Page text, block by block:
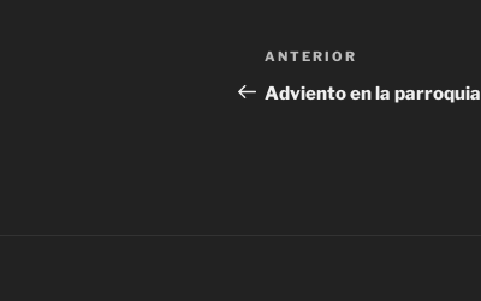
Navegación
de
Entrada
anterior:
ANTERIOR
Adviento en la parroquia